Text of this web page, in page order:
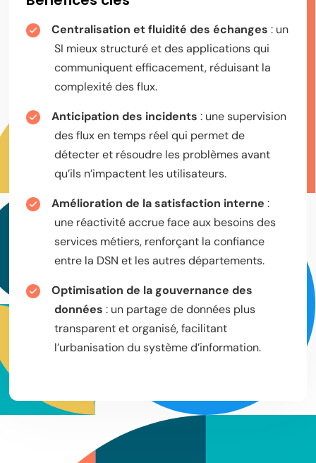
Centralisation et fluidité des échanges : un
SI mieux structuré et des applications qui
communiquent efficacement, réduisant la
complexité des flux.
Anticipation des incidents : une supervision
des flux en temps réel qui permet de
détecter et résoudre les problèmes avant
qu’ils n’impactent les utilisateurs.
Amélioration de la satisfaction interne :
une réactivité accrue face aux besoins des
services métiers, renforçant la confiance
entre la DSN et les autres départements.
Optimisation de la gouvernance des
données : un partage de données plus
transparent et organisé, facilitant
l’urbanisation du système d’information.